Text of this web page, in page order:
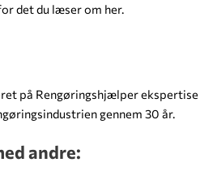
det du læser om her.
på Rengøringshjælper ekspertise
gennem 30 år.
andre: